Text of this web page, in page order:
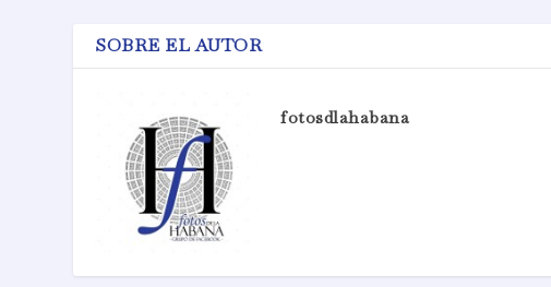
SOBRE EL AUTOR
fotosdlahabana